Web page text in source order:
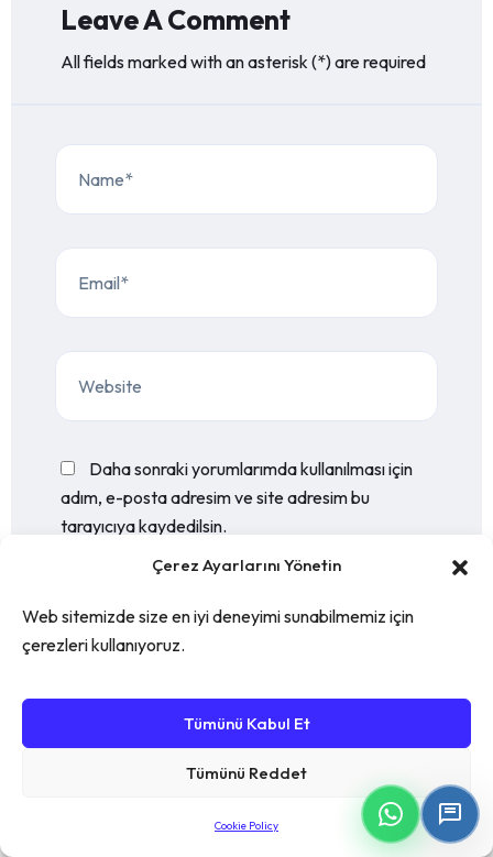
Çerez Ayarlarını Yönetin
Web sitemizde size en iyi deneyimi sunabilmemiz için
çerezleri kullanıyoruz.
Tümünü Kabul Et
Tümünü Reddet
Cookie Policy
Leave A Comment
All fields marked with an asterisk (*) are required
Daha sonraki yorumlarımda kullanılması için
adım, e-posta adresim ve site adresim bu
tarayıcıya kaydedilsin.